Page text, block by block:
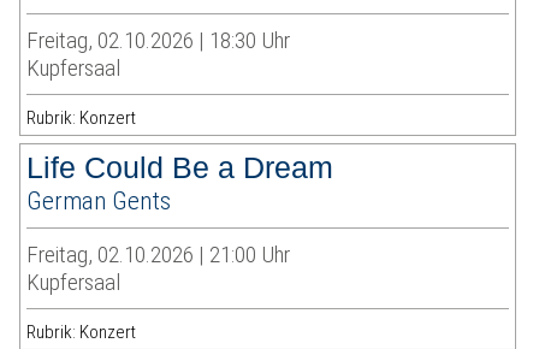
Freitag, 02.10.2026 | 18:30 Uhr
Kupfersaal
Rubrik: Konzert
Life Could Be a Dream
German Gents
Freitag, 02.10.2026 | 21:00 Uhr
Kupfersaal
Rubrik: Konzert